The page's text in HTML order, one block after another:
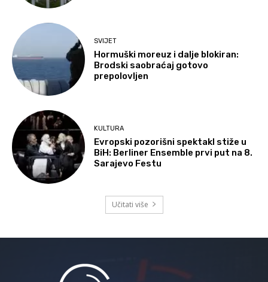
SVIJET
Hormuški moreuz i dalje blokiran:
Brodski saobraćaj gotovo
prepolovljen
KULTURA
Evropski pozorišni spektakl stiže u
BiH: Berliner Ensemble prvi put na 8.
Sarajevo Festu
Učitati više